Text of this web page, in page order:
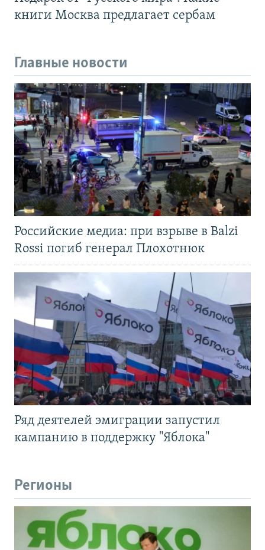
книги Москва предлагает сербам
Главные новости
Российские медиа: при взрыве в Balzi
Rossi погиб генерал Плохотнюк
Ряд деятелей эмиграции запустил
кампанию в поддержку "Яблока"
Регионы